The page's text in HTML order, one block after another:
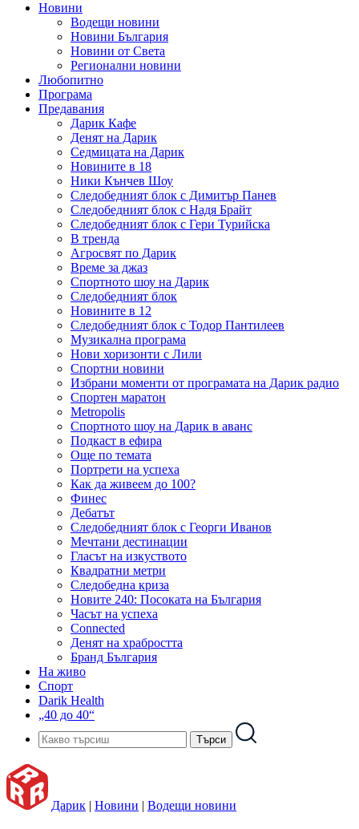
Новини
Водещи новини
Новини България
Новини от Света
Регионални новини
Любопитно
Програма
Предавания
Дарик Кафе
Денят на Дарик
Седмицата на Дарик
Новините в 18
Ники Кънчев Шоу
Следобедният блок с Димитър Панев
Следобедният блок с Надя Брайт
Следобедният блок с Гери Турийска
В тренда
Агросвят по Дарик
Време за джаз
Спортното шоу на Дарик
Следобедният блок
Новините в 12
Следобедният блок с Тодор Пантилеев
Музикална програма
Нови хоризонти с Лили
Спортни новини
Избрани моменти от програмата на Дарик радио
Спортен маратон
Metropolis
Спортното шоу на Дарик в аванс
Подкаст в ефира
Още по темата
Портрети на успеха
Как да живеем до 100?
Финес
Дебатът
Следобедният блок с Георги Иванов
Мечтани дестинации
Гласът на изкуството
Квадратни метри
Следобедна криза
Новите 240: Посоката на България
Часът на успеха
Connected
Денят на храбростта
Бранд България
На живо
Спорт
Darik Health
„40 до 40“
Дарик | Новини | Водещи новини